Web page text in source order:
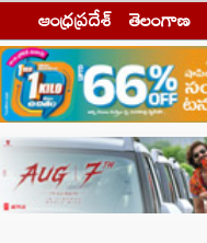
ఆంధ్రప్రదేశ్ తెలంగాణ